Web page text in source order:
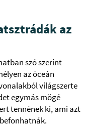
az
szó szerint
az óceán
világszerte
egymás mögé
tennének ki, ami azt